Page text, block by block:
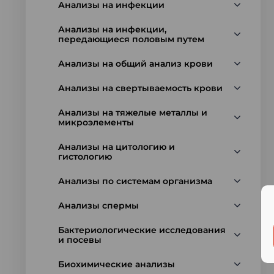
Анализы на инфекции
Анализы на инфекции,
передающиеся половым путем
Анализы на общий анализ крови
Анализы на свертываемость крови
Анализы на тяжелые металлы и
микроэлементы
Анализы на цитологию и
гистологию
Анализы по системам организма
Анализы спермы
Бактериологические исследования
и посевы
Биохимические анализы